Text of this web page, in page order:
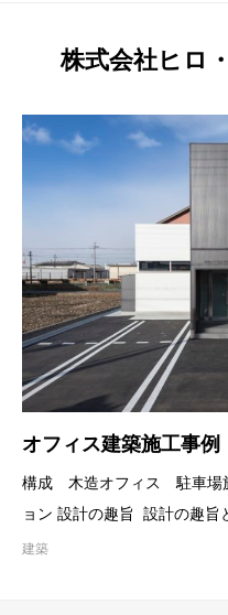
株式会社ヒロ
オフィス建築施工事例
構成 木造オフィス 駐車場
ョン 設計の趣旨 設計の趣旨
建築